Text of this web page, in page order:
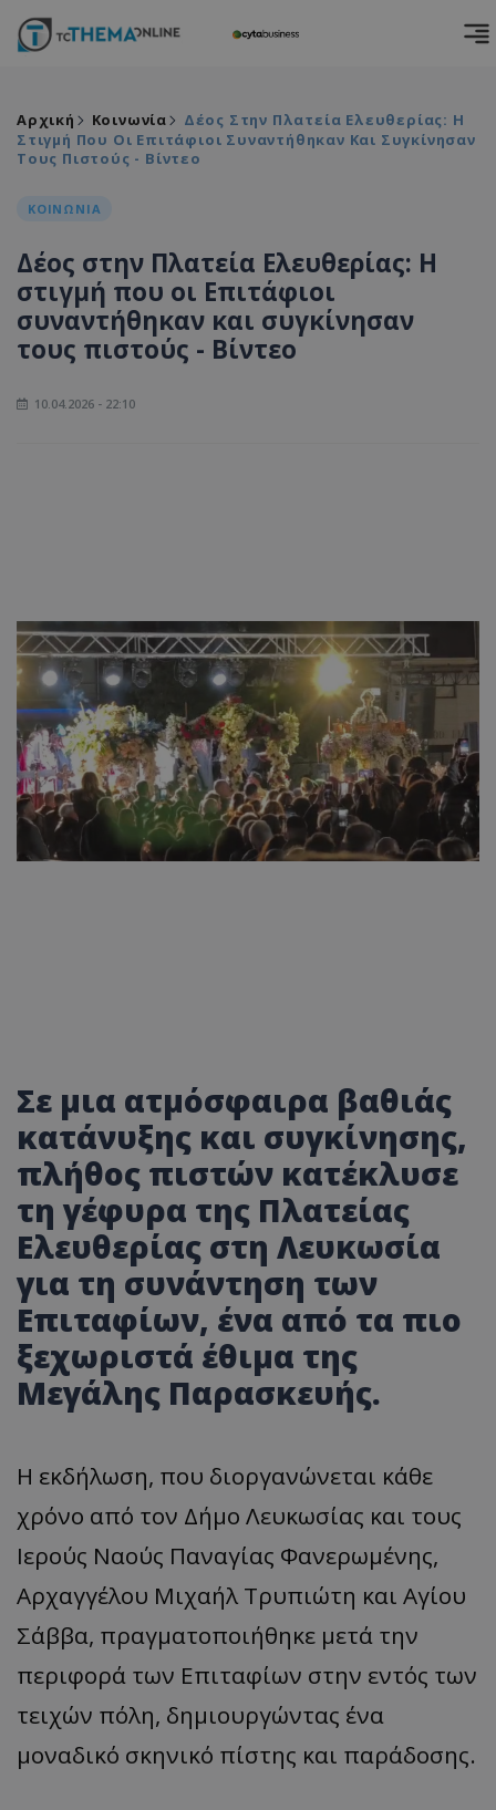
Αρχική Κοινωνία
Δέος Στην Πλατεία Ελευθερίας: Η
Στιγμή Που Οι Επιτάφιοι Συναντήθηκαν Και Συγκίνησαν
Τους Πιστούς - Βίντεο
ΚΟΙΝΩΝΙΑ
Δέος στην Πλατεία Ελευθερίας: Η
στιγμή που οι Επιτάφιοι
συναντήθηκαν και συγκίνησαν
τους πιστούς - Βίντεο
10.04.2026 - 22:10
Σε μια ατμόσφαιρα βαθιάς
κατάνυξης και συγκίνησης,
πλήθος πιστών κατέκλυσε
τη γέφυρα της Πλατείας
Ελευθερίας στη Λευκωσία
για τη συνάντηση των
Επιταφίων, ένα από τα πιο
ξεχωριστά έθιμα της
Μεγάλης Παρασκευής.
Η εκδήλωση, που διοργανώνεται κάθε
χρόνο από τον Δήμο Λευκωσίας και τους
Ιερούς Ναούς Παναγίας Φανερωμένης,
Αρχαγγέλου Μιχαήλ Τρυπιώτη και Αγίου
Σάββα, πραγματοποιήθηκε μετά την
περιφορά των Επιταφίων στην εντός των
τειχών πόλη, δημιουργώντας ένα
μοναδικό σκηνικό πίστης και παράδοσης.